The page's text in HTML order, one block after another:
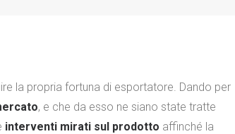
la propria fortuna di esportatore. Dando per
, e che da esso ne siano state tratte
interventi mirati sul prodotto affinché la